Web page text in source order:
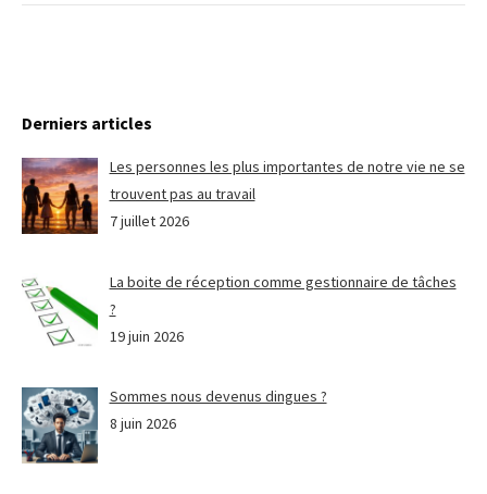
Derniers articles
Les personnes les plus importantes de notre vie ne se
trouvent pas au travail
7 juillet 2026
La boite de réception comme gestionnaire de tâches
?
19 juin 2026
Sommes nous devenus dingues ?
8 juin 2026